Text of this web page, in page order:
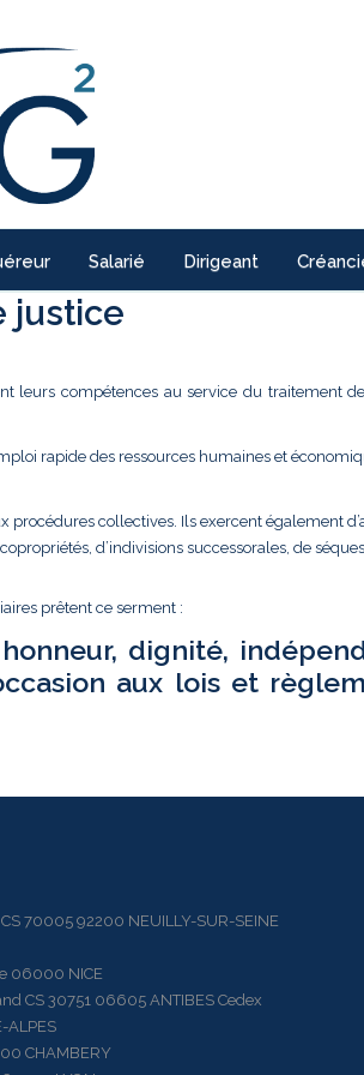
Salarié Dirigeant
justice
leurs compétences au service du traitement
rapide des ressources humaines et
collectives. Ils exercent également
d’indivisions successorales, de
prêtent ce serment :
dignité,
aux lois et
70005 92200 NEUILLY-SUR-SEINE
06000 NICE
30751 06605 ANTIBES Cedex
ALPES
CHAMBERY